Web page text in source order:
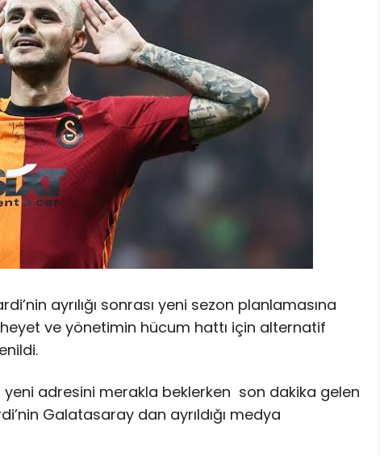
ayrılığı sonrası yeni sezon planlamasına
ve yönetimin hücum hattı için alternatif
yeni adresini merakla beklerken son dakika gelen
Galatasaray dan ayrıldığı medya